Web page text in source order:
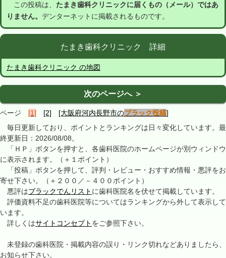
この投稿は、 たまき歯科クリニックに届くもの（メール）ではあ
りません。 デンターネットに掲載されるものです。
たまき歯科クリニック 詳細
たまき歯科クリニック の地図
次のページへ ＞
ページ [1] [2] [大阪府河内長野市のブラック投稿]
毎日更新しており、ポイントとランキングは日々変化しています。最
終更新日：2026/08/08。
「ＨＰ」ボタンを押すと、各歯科医院のホームページが別ウィンドウ
に表示されます。（＋１ポイント）
「投稿」ボタンを押して、評判・レビュー・おすすめ情報・悪評をお
寄せ下さい。（＋２００／－４００ポイント）
悪評はブラックでんリスト に歯科医院名を伏せて掲載しています。
評価資料不足の歯科医院等についてはランキングから外して表示して
います。
詳しくはサイトコンセプト をご参照下さい。
未登録の歯科医院・掲載内容の誤り・リンク切れなどありましたら、
お知らせ下さい。